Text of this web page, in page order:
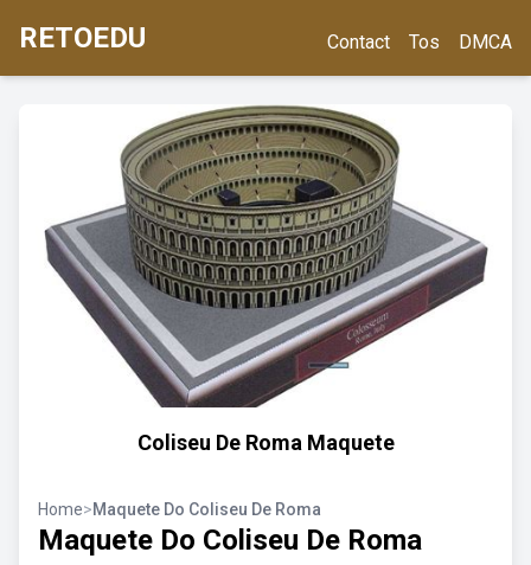
RETOEDU Contact Tos DMCA
Coliseu De Roma Maquete
Home>Maquete Do Coliseu De Roma
Maquete Do Coliseu De Roma